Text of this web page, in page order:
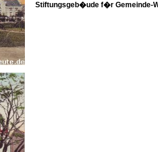
Stiftungsgeb�ude f�r Gemeinde-